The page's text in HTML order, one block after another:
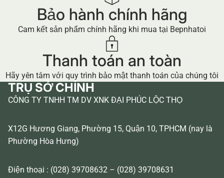
Bảo hành chính hãng
Cam kết sản phẩm chính hãng khi mua tại Bepnhatoi
Thanh toán an toàn
Hãy yên tâm với quy trình bảo mật thanh toán của chúng tôi
TRỤ SỞ CHÍNH
CÔNG TY TNHH TM DV XNK ĐẠI PHÚC LỘC THỌ
X12G Hương Giang, Phường 15, Quận 10, TPHCM (nay là
Phường Hòa Hưng)
Điện thoại : (028) 39708632 – (028) 39708631